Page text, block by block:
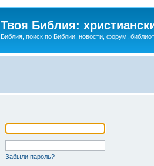
Твоя Библия:
Библия, поиск по Библии, новости, форум,
Забыли пароль?